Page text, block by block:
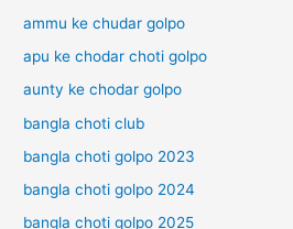
ammu ke chudar golpo
apu ke chodar choti golpo
aunty ke chodar golpo
bangla choti club
bangla choti golpo 2023
bangla choti golpo 2024
bangla choti golpo 2025